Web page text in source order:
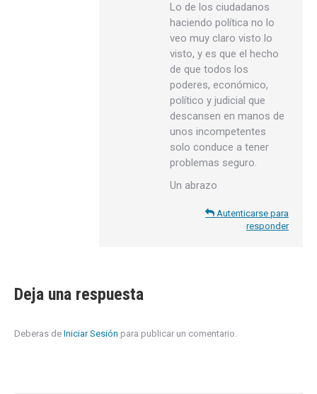
Lo de los ciudadanos
haciendo política no lo
veo muy claro visto lo
visto, y es que el hecho
de que todos los
poderes, económico,
político y judicial que
descansen en manos de
unos incompetentes
solo conduce a tener
problemas seguro.
Un abrazo
Autenticarse para
responder
Deja una respuesta
Deberas de Iniciar Sesión para publicar un comentario.